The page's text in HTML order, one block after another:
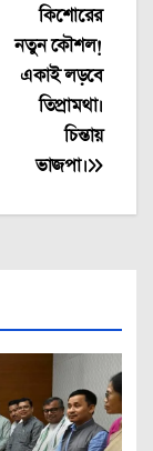
কিশোরের
নতুন কৌশল!
একাই লড়বে
তিপ্রামথা।
চিন্তায়
ভাজপা।